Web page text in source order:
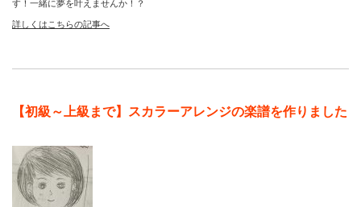
す！一緒に夢を叶えませんか！？
詳しくはこちらの記事へ
【初級～上級まで】スカラーアレンジの楽譜を作りました